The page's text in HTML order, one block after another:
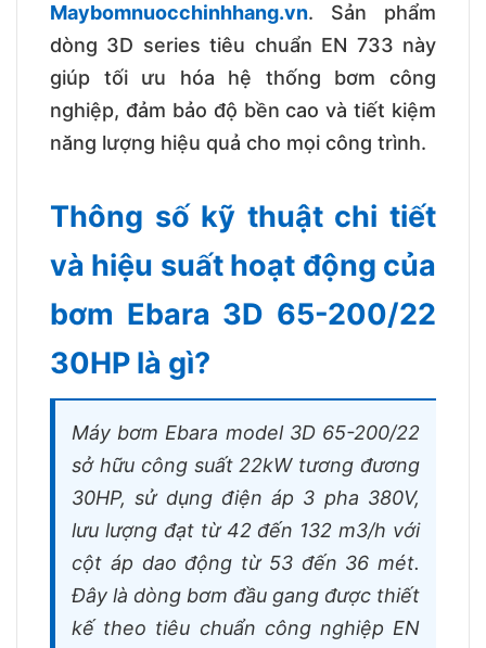
Maybomnuocchinhhang.vn. Sản phẩm
dòng 3D series tiêu chuẩn EN 733 này
giúp tối ưu hóa hệ thống bơm công
nghiệp, đảm bảo độ bền cao và tiết kiệm
năng lượng hiệu quả cho mọi công trình.
Thông số kỹ thuật chi tiết
và hiệu suất hoạt động của
bơm Ebara 3D 65-200/22
30HP là gì?
Máy bơm Ebara model 3D 65-200/22
sở hữu công suất 22kW tương đương
30HP, sử dụng điện áp 3 pha 380V,
lưu lượng đạt từ 42 đến 132 m3/h với
cột áp dao động từ 53 đến 36 mét.
Đây là dòng bơm đầu gang được thiết
kế theo tiêu chuẩn công nghiệp EN